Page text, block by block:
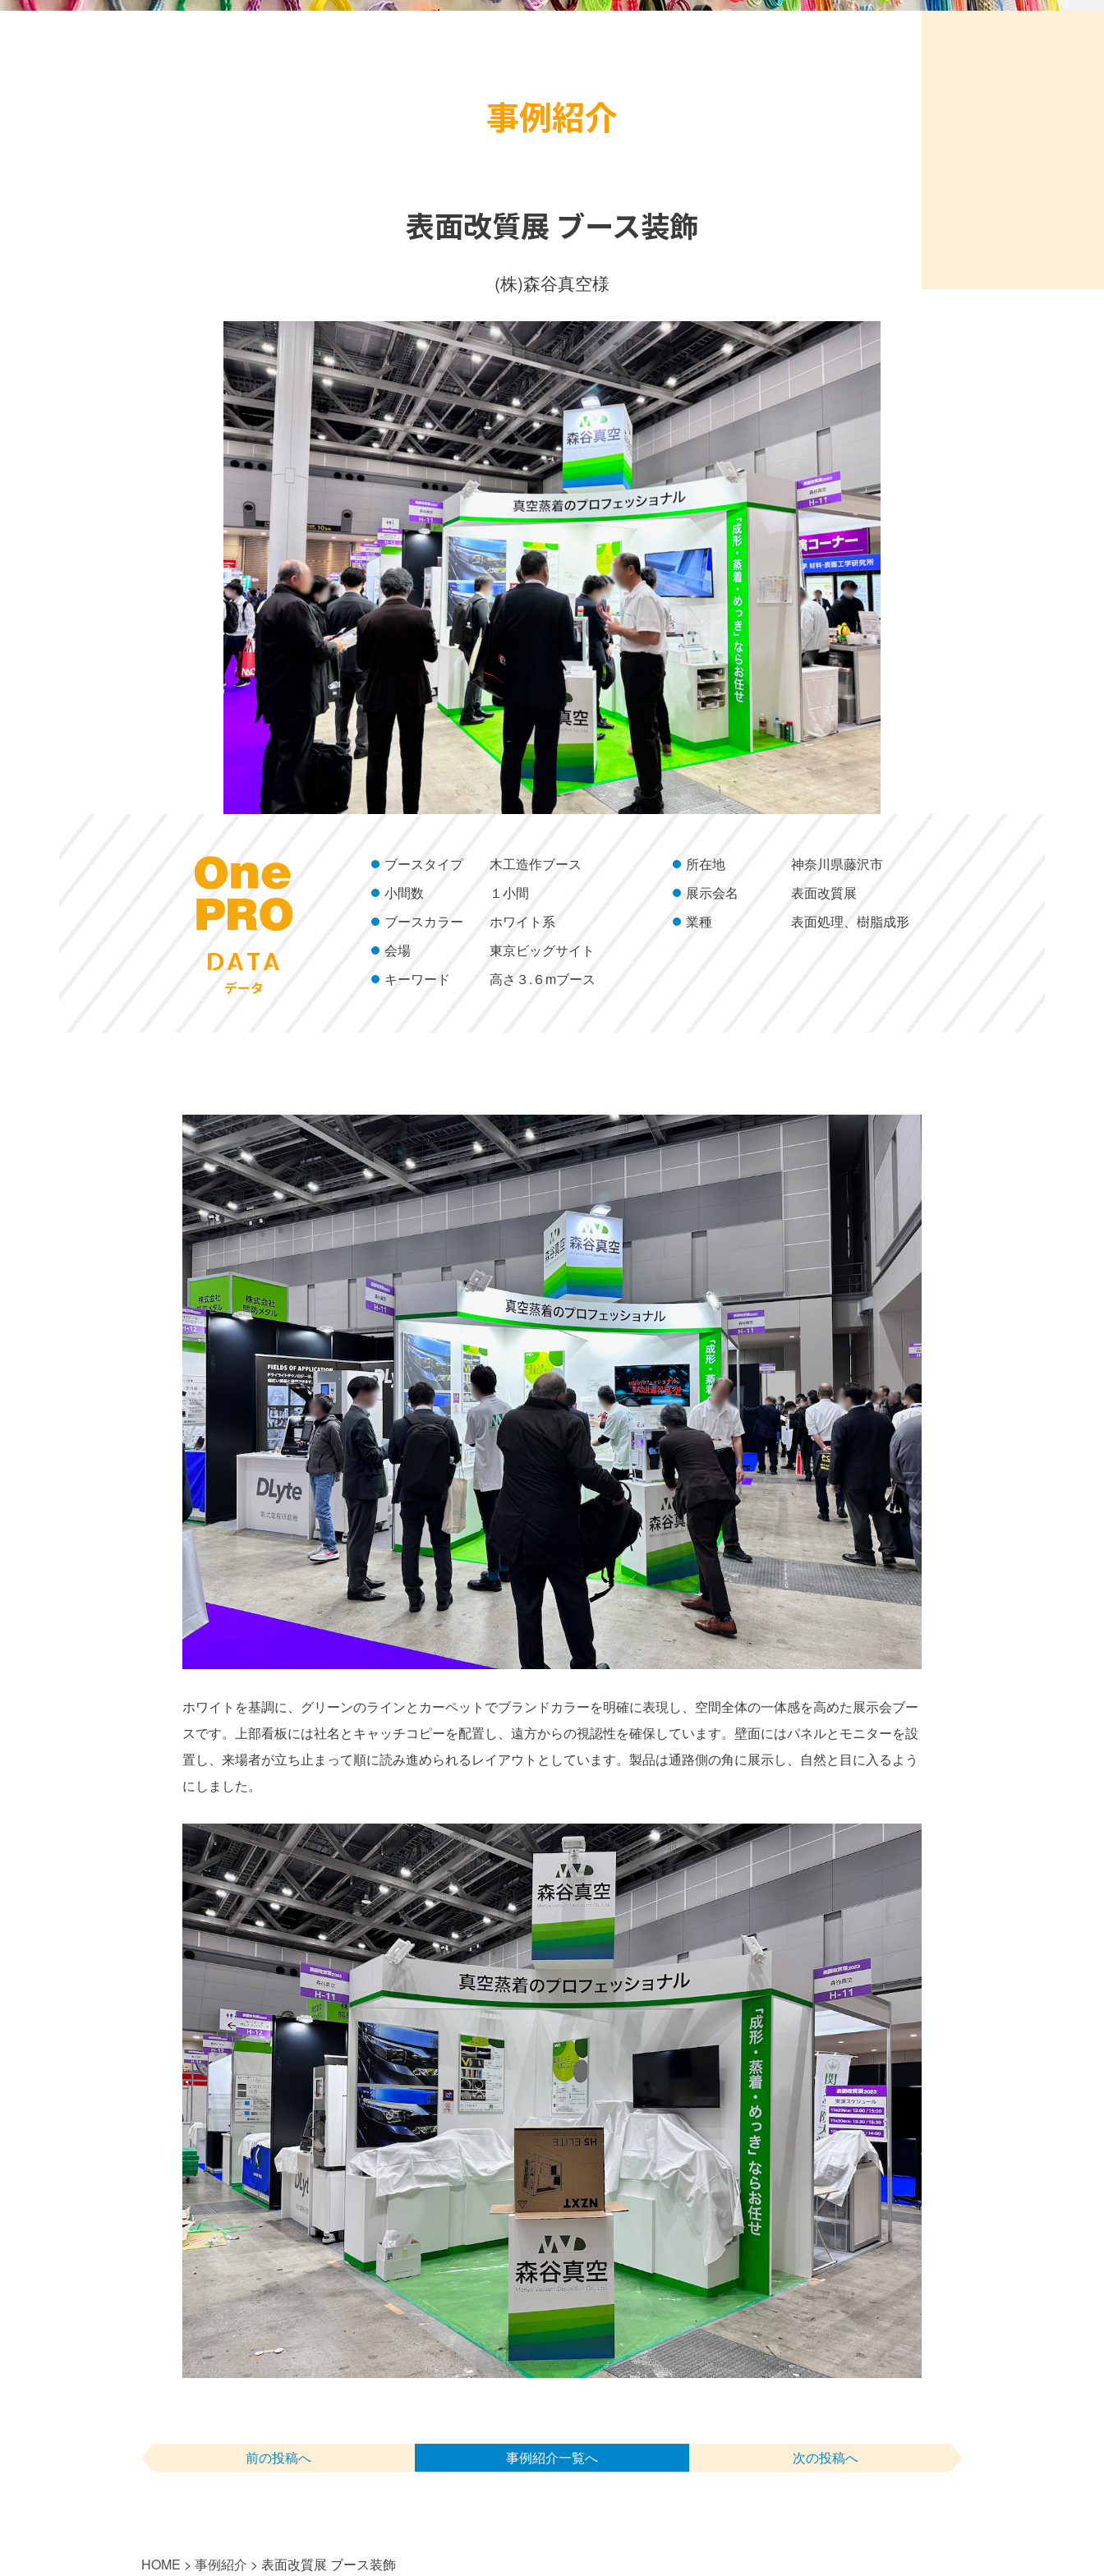
事例紹介
表面改質展 ブース装飾
(株)森谷真空様
DATA
データ
ブースタイプ
木工造作ブース
小間数
１小間
ブースカラー
ホワイト系
会場
東京ビッグサイト
キーワード
高さ３.６mブース
所在地
神奈川県藤沢市
展示会名
表面改質展
業種
表面処理、樹脂成形
ホワイトを基調に、グリーンのラインとカーペットでブランドカラーを明確に表現し、空間全体の一体感を高めた展示会ブー
スです。上部看板には社名とキャッチコピーを配置し、遠方からの視認性を確保しています。壁面にはパネルとモニターを設
置し、来場者が立ち止まって順に読み進められるレイアウトとしています。製品は通路側の角に展示し、自然と目に入るよう
にしました。
前の投稿へ 事例紹介一覧へ 次の投稿へ
HOME > 事例紹介 > 表面改質展 ブース装飾